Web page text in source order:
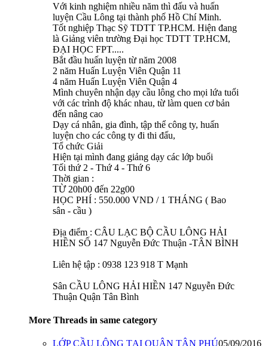
Với kinh nghiệm nhiều năm thì đấu và huấn
luyện Cầu Lông tại thành phố Hồ Chí Minh.
Tốt nghiệp Thạc Sỹ TDTT TP.HCM. Hiện đang
là Giảng viên trường Đại học TDTT TP.HCM,
ĐẠI HỌC FPT.....
Bắt đầu huấn luyện từ năm 2008
2 năm Huấn Luyện Viên Quận 11
4 năm Huấn Luyện Viên Quận 4
Mình chuyên nhận dạy cầu lông cho mọi lứa tuổi
với các trình độ khác nhau, từ làm quen cơ bản
đến nâng cao
Dạy cá nhân, gia đình, tập thể công ty, huấn
luyện cho các công ty đi thi đấu,
Tổ chức Giải
Hiện tại mình đang giảng dạy các lớp buổi
Tối thứ 2 - Thứ 4 - Thứ 6
Thời gian :
TỪ 20h00 đến 22g00
HỌC PHÍ : 550.000 VND / 1 THÁNG ( Bao
sân - cầu )
Địa điểm : CÂU LẠC BỘ CẦU LÔNG HẢI
HIỀN SỐ 147 Nguyễn Đức Thuận -TÂN BÌNH
Liên hệ tập : 0938 123 918 T Mạnh
Sân CẦU LÔNG HẢI HIỀN 147 Nguyễn Đức
Thuận Quận Tân Bình
More Threads in same category
LỚP CẦU LÔNG TẠI QUẬN TÂN PHÚ05/09/2016